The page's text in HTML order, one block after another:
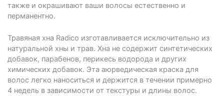
также и окрашивают ваши волосы естественно и
перманентно.
Травяная хна Radico изготавливается исключительно из
натуральной хны и трав. Хна не содержит синтетических
добавок, парабенов, перикесь водорода и других
химических добавок. Эта аюрведическая краска для
волос легко наноситься и держится в течении примерно
4 недель в зависимости от текстуры и длины волос.